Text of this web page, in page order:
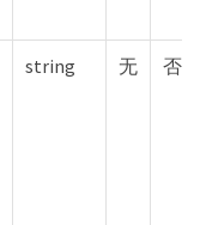
string 无 否